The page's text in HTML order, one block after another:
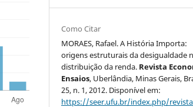
Como Citar
MORAES, Rafael. A História Importa:
origens estruturais da desigualdade
distribuição da renda. Revista
Ensaios, Uberlândia, Minas Gerais,
25, n. 1, 2012. Disponível em:
https://seer.ufu.br/index.php/